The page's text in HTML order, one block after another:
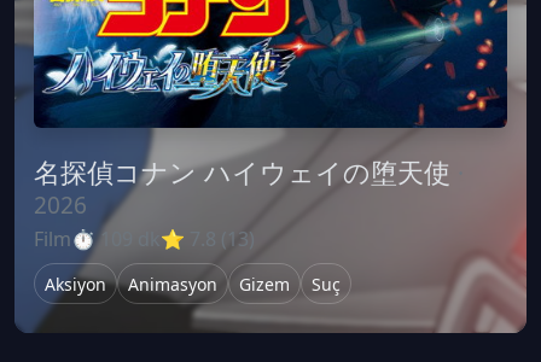
名探偵コナン ハイウェイの堕天使
2026
Film⏱ 109 dk ⭐ 7.8 (13)
Aksiyon Animasyon Gizem Suç